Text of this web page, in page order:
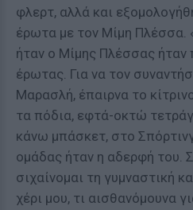
φλερτ, αλλά και
έρωτα με τον Μίμη Πλέσσα.
ήταν ο Μίμης Πλέσσας ήταν
έρωτας. Για να τον
Μαρασλή, έπαιρνα το
τα πόδια, εφτά-οκτώ
κάνω μπάσκετ, στο
ομάδας ήταν η αδερφή του.
σιχαίνομαι τη γυμναστική
χέρι μου, τι αισθανόμουνα